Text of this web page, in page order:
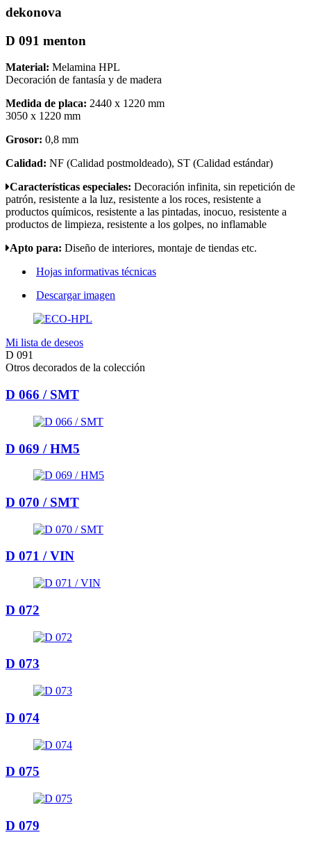
dekonova
D 091 menton
Material: Melamina HPL
Decoración de fantasía y de madera
Medida de placa: 2440 x 1220 mm
3050 x 1220 mm
Grosor: 0,8 mm
Calidad: NF (Calidad postmoldeado), ST (Calidad estándar)
Características especiales: Decoración infinita, sin repetición de
patrón, resistente a la luz, resistente a los roces, resistente a
productos químicos, resistente a las pintadas, inocuo, resistente a
productos de limpieza, resistente a los golpes, no inflamable
Apto para: Diseño de interiores, montaje de tiendas etc.
Hojas informativas técnicas
Descargar imagen
Mi lista de deseos
D 091
Otros decorados de la colección
D 066 / SMT
D 069 / HM5
D 070 / SMT
D 071 / VIN
D 072
D 073
D 074
D 075
D 079